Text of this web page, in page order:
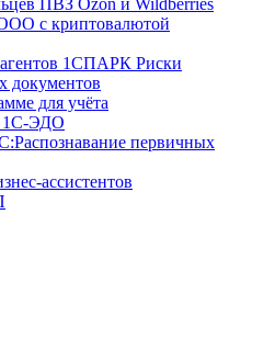
ПВЗ Ozon и Wildberries
с криптовалютой
1СПАРК Риски
документов
для учёта
1С-ЭДО
первичных
ассистентов